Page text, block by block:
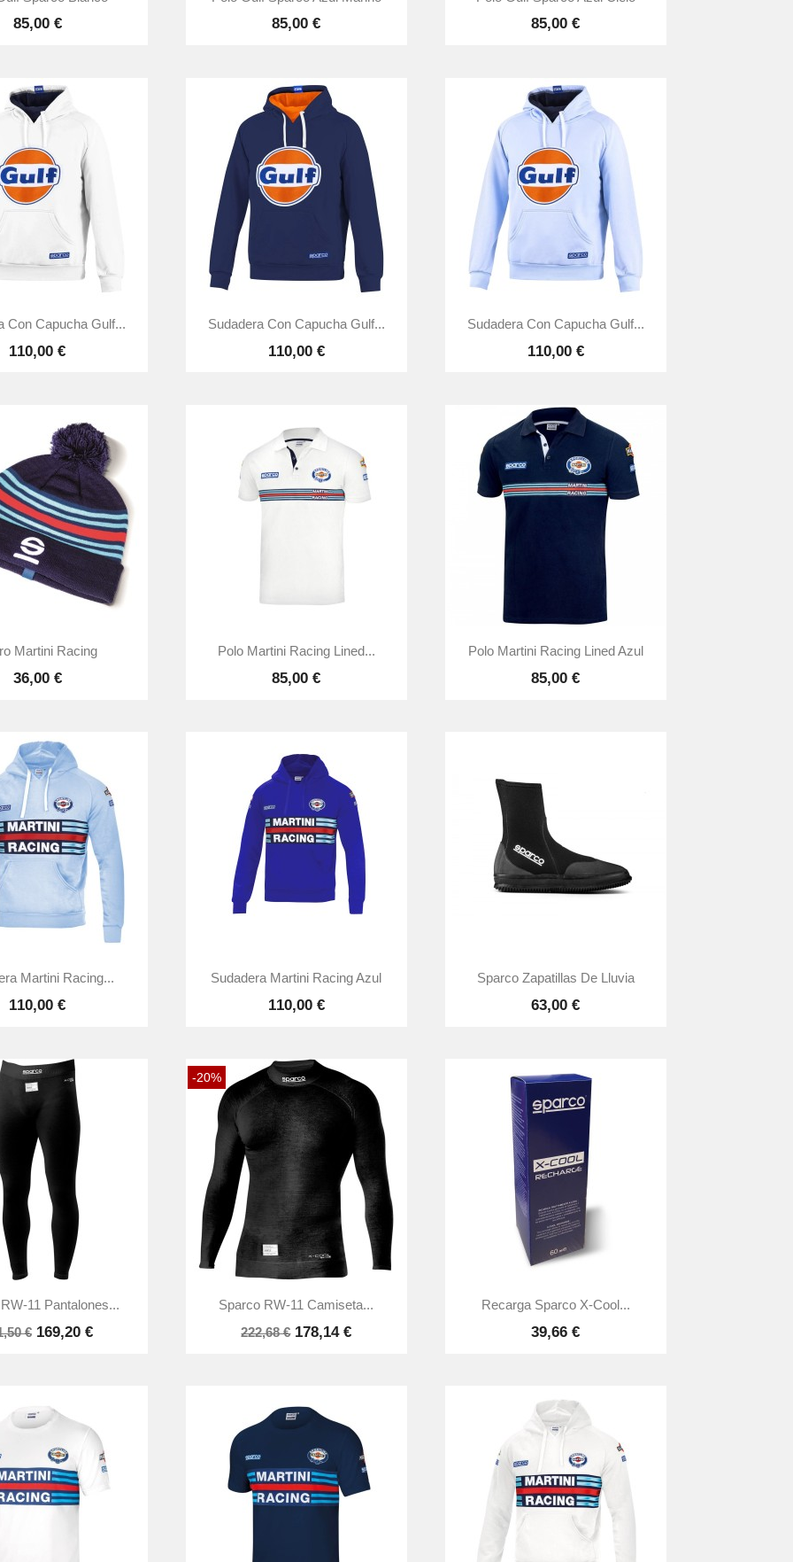
85,00 € 85,00 € 85,00 €
Vista rápida
Con Capucha Gulf...
110,00 €
 Vista rápida
Sudadera Con Capucha Gulf...
110,00 €
 Vista rápida
Sudadera Con Capucha Gulf...
110,00 €
Vista rápida
Martini Racing
36,00 €
Vista rápida
Polo Martini Racing Lined...
85,00 €
Vista rápida
Polo Martini Racing Lined Azul
85,00 €
Vista rápida
Martini Racing...
110,00 €
Vista rápida
Sudadera Martini Racing Azul
110,00 €
Vista rápida
Sparco Zapatillas De Lluvia
63,00 €
Vista rápida
11 Pantalones...
€ 169,20 €
-20%
Vista rápida
Sparco RW-11 Camiseta...
222,68 € 178,14 €
Vista rápida
Recarga Sparco X-Cool...
39,66 €